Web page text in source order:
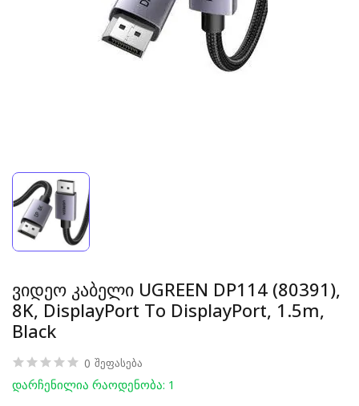
ვიდეო კაბელი UGREEN DP114 (80391),
8K, DisplayPort To DisplayPort, 1.5m,
Black
0 შეფასება
დარჩენილია რაოდენობა: 1